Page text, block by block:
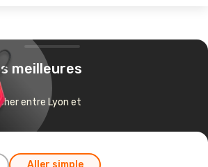
meilleures
entre Lyon et
Aller simple